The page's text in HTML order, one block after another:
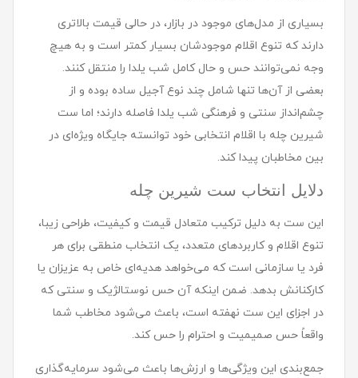
بسیاری از مدل‌های موجود در بازار، در حالی قیمت بالاتری
دارند که تنوع اقلام موجودشان بسیار کمتر است و به هیچ
وجه نمی‌توانند حس و حال کامل شب یلدا را منتقل کنند.
بعضی از آن‌ها تنها شامل چند نوع آجیل ساده بوده و از
چشم‌انداز سنتی و فرهنگی شب یلدا فاصله دارند؛ اما ست
شیرین چله با اقلام انتخابی خود توانسته جایگاه ویژه‌ای در
بین مخاطبان پیدا کند.
دلایل انتخاب ست شیرین چله
این ست به دلیل ترکیب متعادل قیمت و کیفیت، طراحی زیبا،
تنوع اقلام و کاربردهای متعدد، یک انتخاب منطقی برای هر
فرد یا سازمانی است که می‌خواهد هدیه‌ای خاص به عزیزان یا
کارکنانش بدهد. ضمن اینکه آن حس نوستالژیک و سنتی که
در اجزای این ست نهفته است، باعث می‌شود مخاطب شما
واقعاً حس صمیمیت و احترام را حس کند.
جمع‌بندی این ویژگی‌ها و ارزش‌ها باعث می‌شود سرمایه‌گذاری